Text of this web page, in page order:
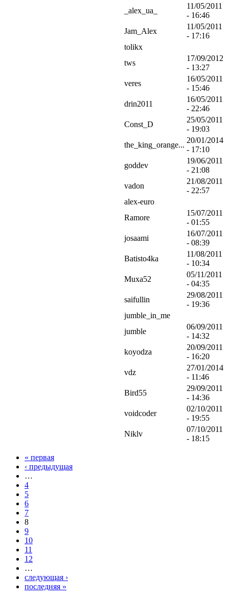
_alex_ua_
11/05/2011
- 16:46
Jam_Alex
11/05/2011
- 17:16
tolikx
tws
17/09/2012
- 13:27
veres
16/05/2011
- 15:46
drin2011
16/05/2011
- 22:46
Const_D
25/05/2011
- 19:03
the_king_orange...
20/01/2014
- 17:10
goddev
19/06/2011
- 21:08
vadon
21/08/2011
- 22:57
alex-euro
Ramore
15/07/2011
- 01:55
josaami
16/07/2011
- 08:39
Batisto4ka
11/08/2011
- 10:34
Muxa52
05/11/2011
- 04:35
saifullin
29/08/2011
- 19:36
jumble_in_me
jumble
06/09/2011
- 14:32
koyodza
20/09/2011
- 16:20
vdz
27/01/2014
- 11:46
Bird55
29/09/2011
- 14:36
voidcoder
02/10/2011
- 19:55
Niklv
07/10/2011
- 18:15
« первая
‹ предыдущая
…
4
5
6
7
8
9
10
11
12
…
следующая ›
последняя »